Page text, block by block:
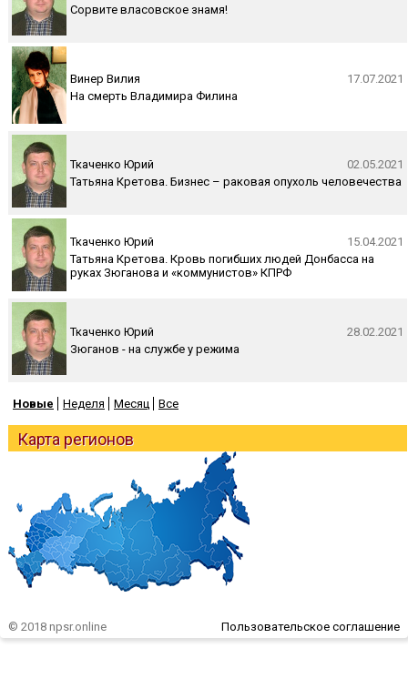
Сорвите власовское знамя!
Винер Вилия
17.07.2021
На смерть Владимира Филина
Ткаченко Юрий
02.05.2021
Татьяна Кретова. Бизнес – раковая опухоль человечества
Ткаченко Юрий
15.04.2021
Татьяна Кретова. Кровь погибших людей Донбасса на
руках Зюганова и «коммунистов» КПРФ
Ткаченко Юрий
28.02.2021
Зюганов - на службе у режима
Новые Неделя Месяц Все
Карта регионов
© 2018 npsr.online Пользовательское соглашение